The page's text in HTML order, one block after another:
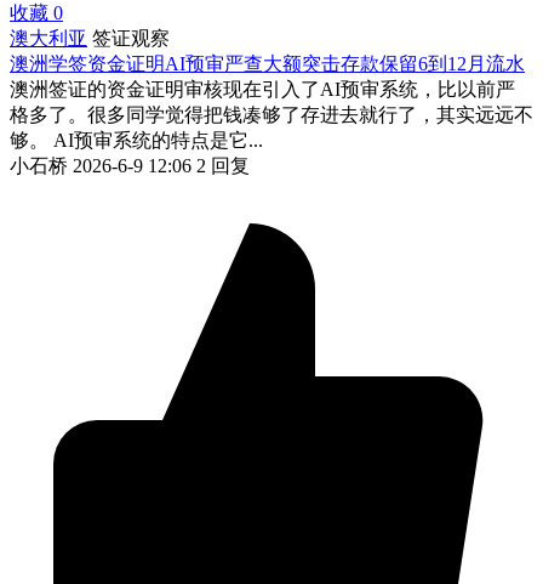
收藏 0
澳大利亚 签证观察
澳洲学签资金证明AI预审严查大额突击存款保留6到12月流水
澳洲签证的资金证明审核现在引入了AI预审系统，比以前严
格多了。很多同学觉得把钱凑够了存进去就行了，其实远远不
够。 AI预审系统的特点是它...
小石桥 2026-6-9 12:06 2 回复